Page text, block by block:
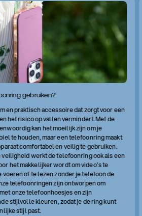
gebruiken?
en praktisch accessoire dat zorgt voor een
het risico op vallen vermindert. Met de
kan het moeilijk zijn om je
te houden, maar een telefoonring maakt
comfortabel en veilig te gebruiken.
veiligheid werkt de telefoonring ook als een
het makkelijker wordt om video’s te
voeren of te lezen zonder je telefoon de
telefoonringen zijn ontworpen om
onze telefoonhoesjes en zijn
stijlvolle kleuren, zodat je de ring kunt
stijl past.